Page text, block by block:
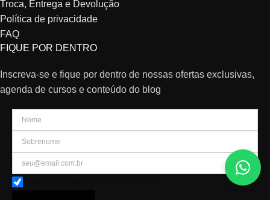
Troca, Entrega e Devolução
Política de privacidade
FAQ
FIQUE POR DENTRO
Inscreva-se e fique por dentro de nossas ofertas exclusivas,
agenda de cursos e conteúdo do blog